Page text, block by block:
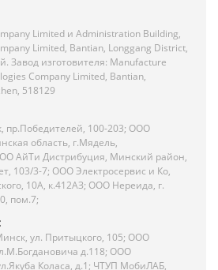
Limited и Administration Building,
Limited, Bantian, Longgang District,
Завод изготовителя: Manufacture
Company Limited, Bantian,
518129
пр.Победителей, 100-203; ООО
область, г.Мядель,
АйТи Дистрибуция, Минский район,
103/3-7; ООО Электросервис и Ко,
10А, к.412АЗ; ООО Нереида, г.
пом.7;
ул. Притыцкого, 105; ООО
д.118; ООО
Коласа, д.1; ЧТУП МобиЛАБ,